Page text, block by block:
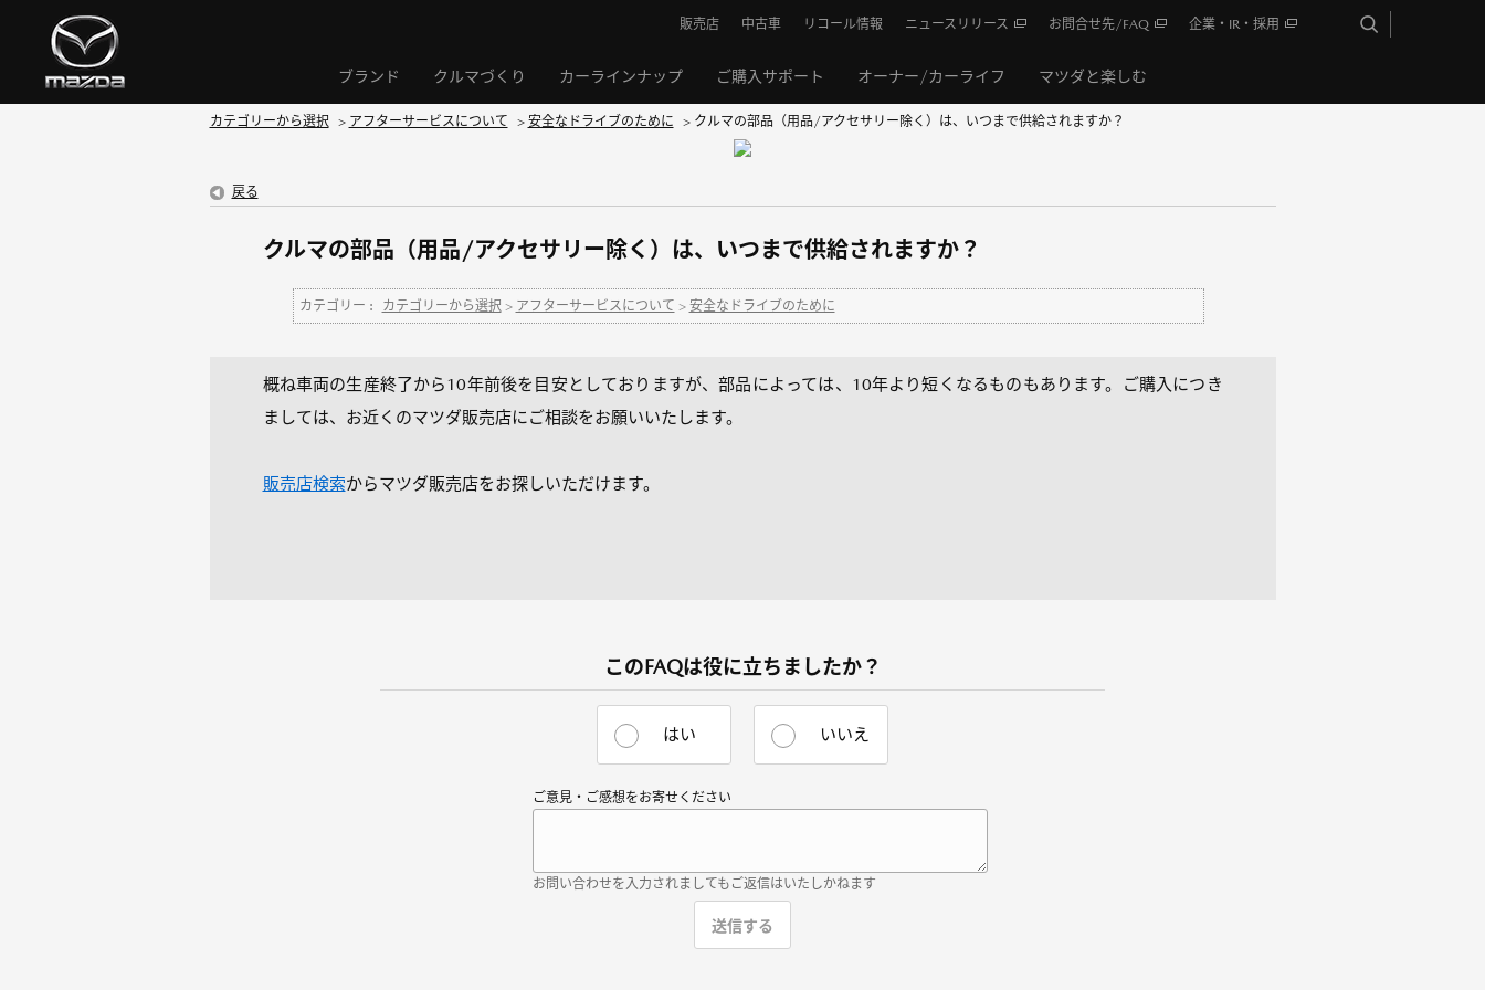
ブランド クルマづくり カーラインナップ ご購入サポート オーナー/カーライフ マツダと楽しむ
販売店 中古車 リコール情報 ニュースリリース お問合せ先/FAQ 企業・IR・採用
カテゴリーから選択 > アフターサービスについて > 安全なドライブのために > クルマの部品（用品/アクセサリー除く）は、いつまで供給されますか？
戻る
クルマの部品（用品/アクセサリー除く）は、いつまで供給されますか？
カテゴリー : カテゴリーから選択 > アフターサービスについて > 安全なドライブのために
概ね車両の生産終了から10年前後を目安としておりますが、部品によっては、10年より短くなるものもあります。ご購入につき
ましては、お近くのマツダ販売店にご相談をお願いいたします。
販売店検索からマツダ販売店をお探しいただけます。
このFAQは役に立ちましたか？
はい いいえ
ご意見・ご感想をお寄せください
お問い合わせを入力されましてもご返信はいたしかねます